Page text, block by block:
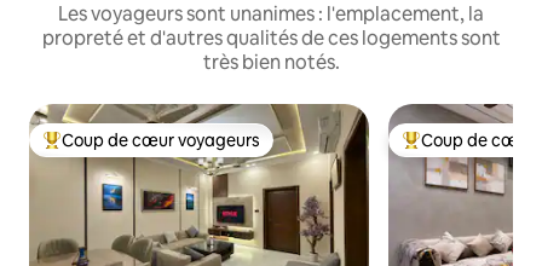
Les voyageurs sont unanimes : l'emplacement, la
propreté et d'autres qualités de ces logements sont
très bien notés.
Coup de cœur voyageurs parmi les plus aimés
Coup de cœur voyageurs Coup de cœur
Coup de cœur